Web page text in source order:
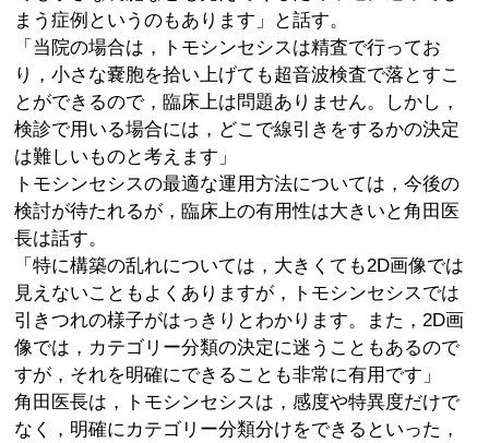
まう症例というのもあります」と話す。
「当院の場合は，トモシンセシスは精査で行ってお
り，小さな嚢胞を拾い上げても超音波検査で落とすこ
とができるので，臨床上は問題ありません。しかし，
検診で用いる場合には，どこで線引きをするかの決定
は難しいものと考えます」
トモシンセシスの最適な運用方法については，今後の
検討が待たれるが，臨床上の有用性は大きいと角田医
長は話す。
「特に構築の乱れについては，大きくても2D画像では
見えないこともよくありますが，トモシンセシスでは
引きつれの様子がはっきりとわかります。また，2D画
像では，カテゴリー分類の決定に迷うこともあるので
すが，それを明確にできることも非常に有用です」
角田医長は，トモシンセシスは，感度や特異度だけで
なく，明確にカテゴリー分類分けをできるといった，